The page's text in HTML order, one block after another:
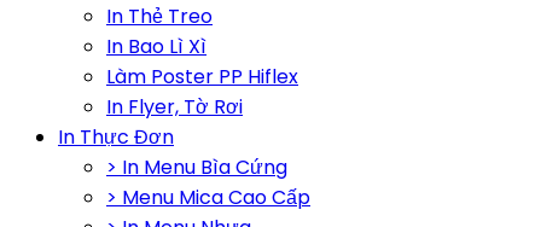
In Thẻ Treo
In Bao Lì Xì
Làm Poster PP Hiflex
In Flyer, Tờ Rơi
In Thực Đơn
> In Menu Bìa Cứng
> Menu Mica Cao Cấp